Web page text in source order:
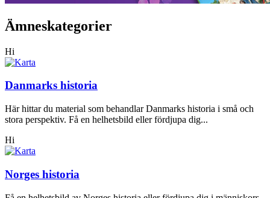
Ämneskategorier
Hi
Danmarks historia
Här hittar du material som behandlar Danmarks historia i små och
stora perspektiv. Få en helhetsbild eller fördjupa dig...
Hi
Norges historia